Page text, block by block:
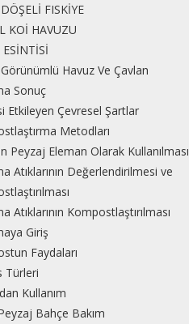
FISKİYE
KOİ HAVUZU
Havuz Ve Çavlan
Sonuç
Etkileyen Çevresel Şartlar
Metodları
Peyzaj Eleman Olarak Kullanılması
Atıklarının Değerlendirilmesi ve
Atıklarının Kompostlaştırılması
Giriş
Faydaları
Türleri
Kullanım
Bahçe Bakım